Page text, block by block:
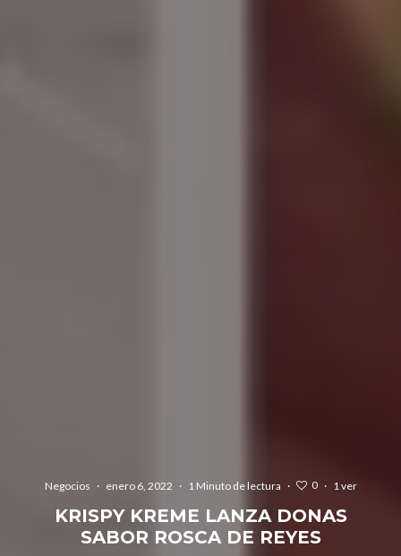
Negocios · enero 6, 2022 · 1 Minuto de lectura · 0 · 1 ver
KRISPY KREME LANZA DONAS
SABOR ROSCA DE REYES